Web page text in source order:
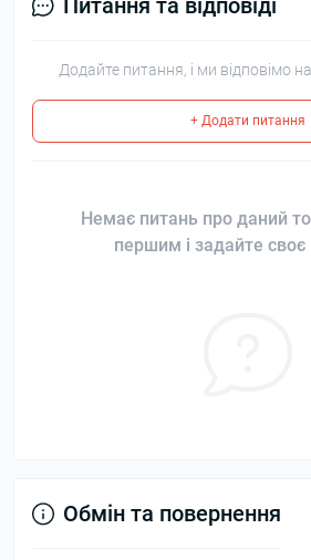
Питання та відповіді
Додайте питання, і ми відповімо
+ Додати питання
Немає питань про даний
першим і задайте своє
Обмін та повернення